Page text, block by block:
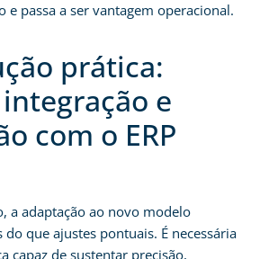
e passa a ser vantagem operacional.
prática:
e
com o ERP
a adaptação ao novo modelo
que ajustes pontuais. É necessária
capaz de sustentar precisão,